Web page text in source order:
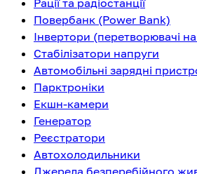
Рації та радіостанції
Повербанк (Power Bank)
Інвертори (перетворювачі
Стабілізатори напруги
Автомобільні зарядні
Парктроніки
Екшн-камери
Генератор
Реєстратори
Автохолодильники
Джерела безперебійного